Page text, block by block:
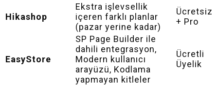
Hikashop
Ekstra işlevsellik
içeren farklı planlar
(pazar yerine kadar)
Ücretsiz
+ Pro
EasyStore
SP Page Builder ile
dahili entegrasyon,
Modern kullanıcı
arayüzü, Kodlama
yapmayan kitleler
Ücretli
Üyelik